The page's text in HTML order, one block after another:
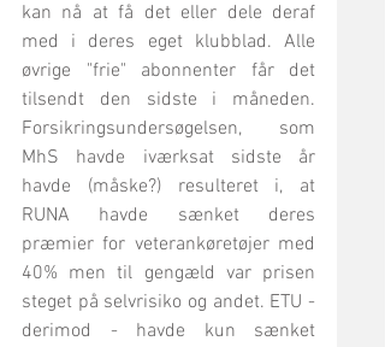
kan nå at få det eller dele deraf
med i deres eget klubblad. Alle
øvrige "frie" abonnenter får det
tilsendt den sidste i måneden.
Forsikringsundersøgelsen, som
MhS havde iværksat sidste år
havde (måske?) resulteret i, at
RUNA havde sænket deres
præmier for veterankøretøjer med
40% men til gengæld var prisen
steget på selvrisiko og andet. ETU -
derimod - havde kun sænket